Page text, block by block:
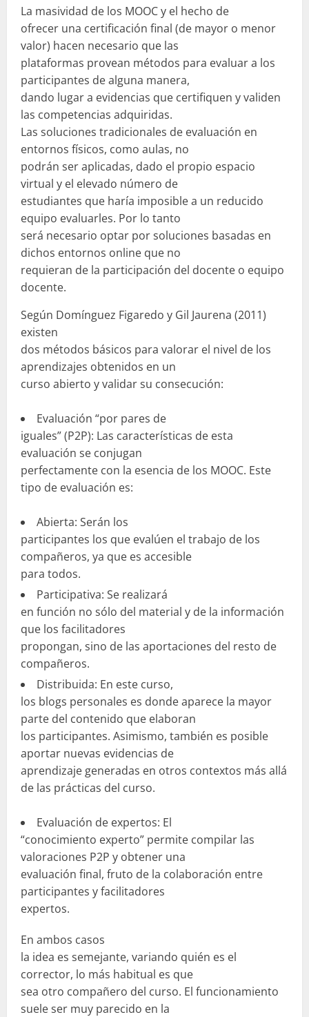
La masividad de los MOOC y el hecho de
ofrecer una certificación final (de mayor o menor
valor) hacen necesario que las
plataformas provean métodos para evaluar a los
participantes de alguna manera,
dando lugar a evidencias que certifiquen y validen
las competencias adquiridas.
Las soluciones tradicionales de evaluación en
entornos físicos, como aulas, no
podrán ser aplicadas, dado el propio espacio
virtual y el elevado número de
estudiantes que haría imposible a un reducido
equipo evaluarles. Por lo tanto
será necesario optar por soluciones basadas en
dichos entornos online que no
requieran de la participación del docente o equipo
docente.
Según Domínguez Figaredo y Gil Jaurena (2011)
existen
dos métodos básicos para valorar el nivel de los
aprendizajes obtenidos en un
curso abierto y validar su consecución:
Evaluación “por pares de
iguales” (P2P): Las características de esta
evaluación se conjugan
perfectamente con la esencia de los MOOC. Este
tipo de evaluación es:
Abierta: Serán los
participantes los que evalúen el trabajo de los
compañeros, ya que es accesible
para todos.
Participativa: Se realizará
en función no sólo del material y de la información
que los facilitadores
propongan, sino de las aportaciones del resto de
compañeros.
Distribuida: En este curso,
los blogs personales es donde aparece la mayor
parte del contenido que elaboran
los participantes. Asimismo, también es posible
aportar nuevas evidencias de
aprendizaje generadas en otros contextos más allá
de las prácticas del curso.
Evaluación de expertos: El
“conocimiento experto” permite compilar las
valoraciones P2P y obtener una
evaluación final, fruto de la colaboración entre
participantes y facilitadores
expertos.
En ambos casos
la idea es semejante, variando quién es el
corrector, lo más habitual es que
sea otro compañero del curso. El funcionamiento
suele ser muy parecido en la